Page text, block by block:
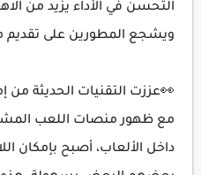
التحسن في الأداء يزيد من
ويشجع المطورين على تقديم
👀عززت التقنيات الحديثة من
مع ظهور منصات اللعب
داخل الألعاب، أصبح بإمكان